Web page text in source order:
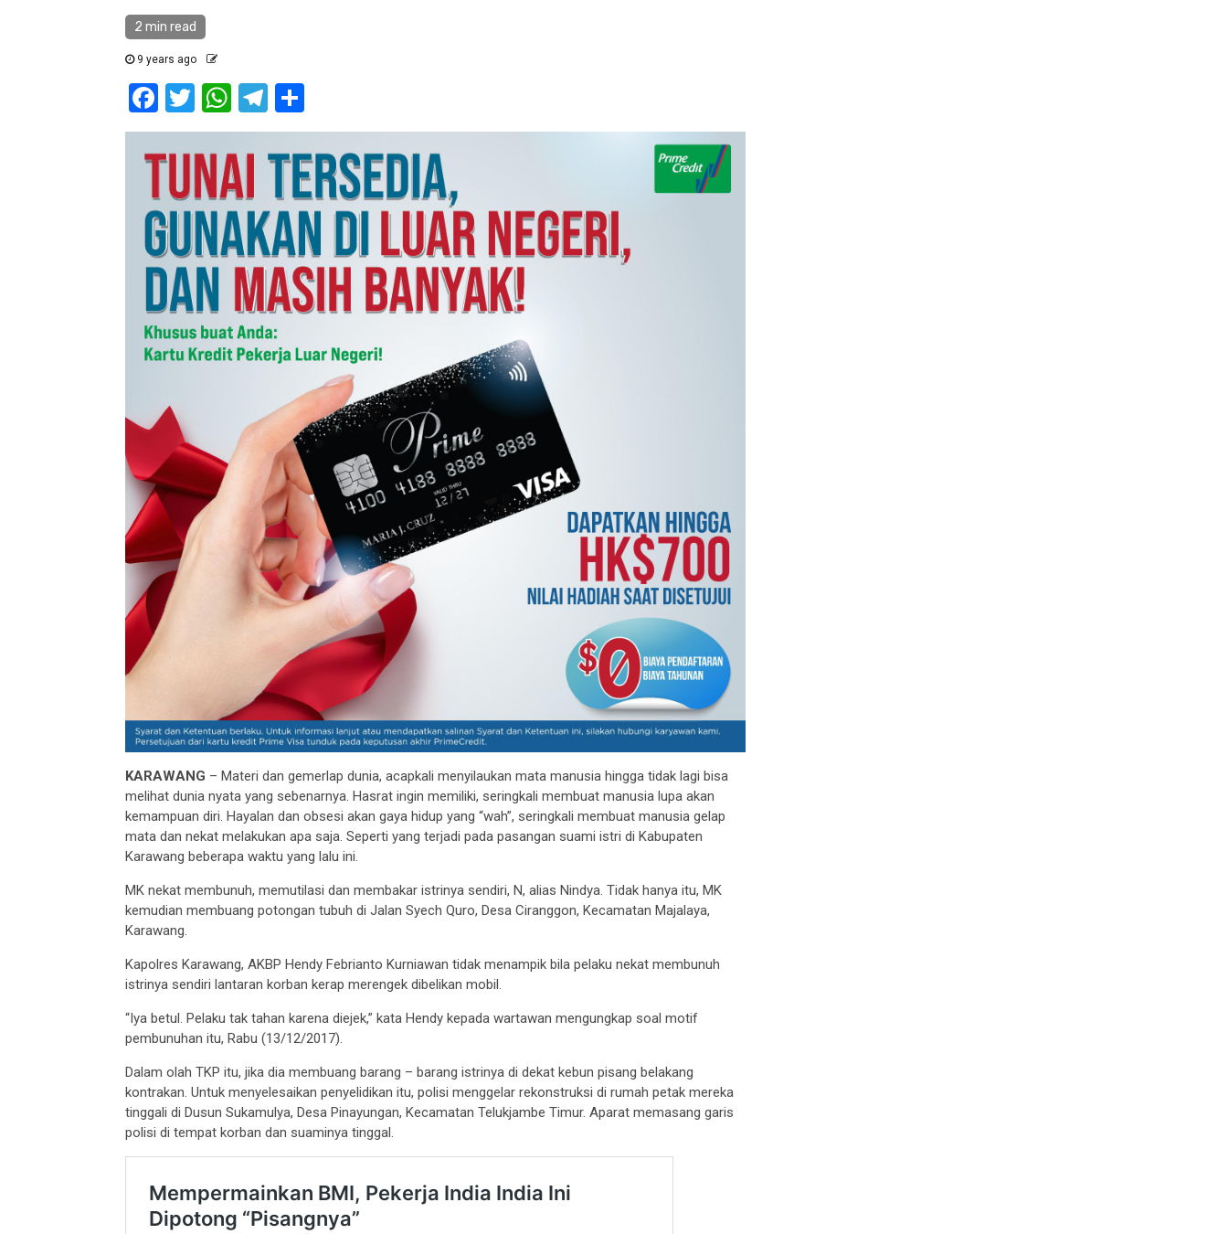
2 min read
9 years ago
Facebook
Twitter
WhatsApp
Telegram
KARAWANG – Materi dan gemerlap dunia, acapkali menyilaukan mata manusia hingga tidak lagi bisa
melihat dunia nyata yang sebenarnya. Hasrat ingin memiliki, seringkali membuat manusia lupa akan
kemampuan diri. Hayalan dan obsesi akan gaya hidup yang “wah”, seringkali membuat manusia gelap
mata dan nekat melakukan apa saja. Seperti yang terjadi pada pasangan suami istri di Kabupaten
Karawang beberapa waktu yang lalu ini.
MK nekat membunuh, memutilasi dan membakar istrinya sendiri, N, alias Nindya. Tidak hanya itu, MK
kemudian membuang potongan tubuh di Jalan Syech Quro, Desa Ciranggon, Kecamatan Majalaya,
Karawang.
Kapolres Karawang, AKBP Hendy Febrianto Kurniawan tidak menampik bila pelaku nekat membunuh
istrinya sendiri lantaran korban kerap merengek dibelikan mobil.
“Iya betul. Pelaku tak tahan karena diejek,” kata Hendy kepada wartawan mengungkap soal motif
pembunuhan itu, Rabu (13/12/2017).
Dalam olah TKP itu, jika dia membuang barang – barang istrinya di dekat kebun pisang belakang
kontrakan. Untuk menyelesaikan penyelidikan itu, polisi menggelar rekonstruksi di rumah petak mereka
tinggali di Dusun Sukamulya, Desa Pinayungan, Kecamatan Telukjambe Timur. Aparat memasang garis
polisi di tempat korban dan suaminya tinggal.